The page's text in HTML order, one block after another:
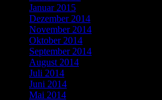
Januar 2015
Dezember 2014
November 2014
Oktober 2014
September 2014
August 2014
Juli 2014
Juni 2014
Mai 2014